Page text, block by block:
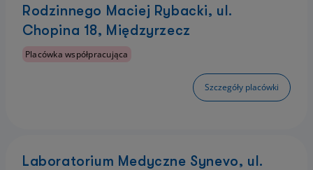
Rodzinnego Maciej Rybacki, ul.
Chopina 18, Międzyrzecz
Placówka współpracująca
Szczegóły placówki
Laboratorium Medyczne Synevo, ul.